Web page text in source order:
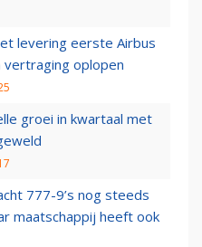
levering eerste Airbus
vertraging oplopen
groei in kwartaal met
777-9’s nog steeds
maatschappij heeft ook